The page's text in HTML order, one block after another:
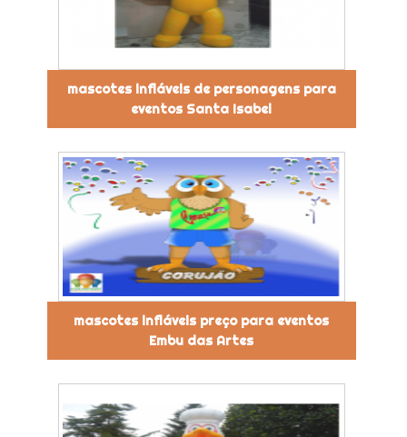
mascotes infláveis de personagens para
eventos Santa Isabel
mascotes infláveis preço para eventos
Embu das Artes